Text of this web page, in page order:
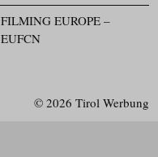
FILMING EUROPE –
EUFCN
© 2026 Tirol Werbung